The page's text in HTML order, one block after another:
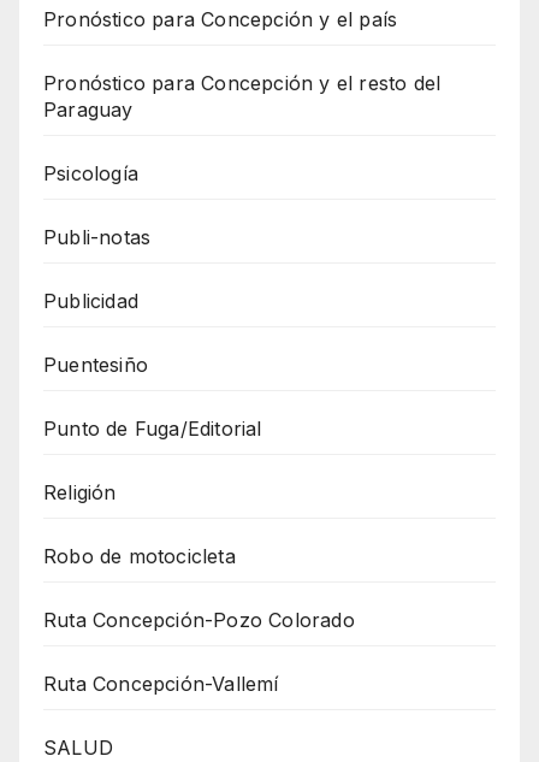
Pronóstico para Concepción y el país
Pronóstico para Concepción y el resto del
Paraguay
Psicología
Publi-notas
Publicidad
Puentesiño
Punto de Fuga/Editorial
Religión
Robo de motocicleta
Ruta Concepción-Pozo Colorado
Ruta Concepción-Vallemí
SALUD